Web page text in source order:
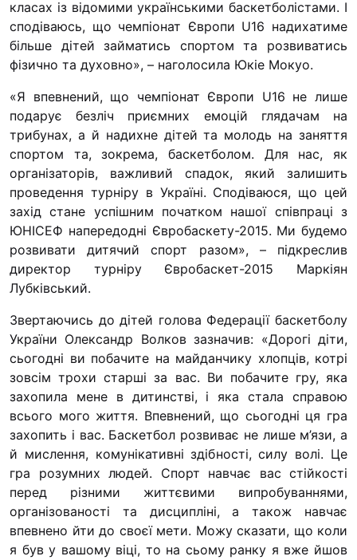
класах із відомими українськими баскетболістами. І
сподіваюсь, що чемпіонат Європи U16 надихатиме
більше дітей займатись спортом та розвиватись
фізично та духовно», – наголосила Юкіе Мокуо.
«Я впевнений, що чемпіонат Європи U16 не лише
подарує безліч приємних емоцій глядачам на
трибунах, а й надихне дітей та молодь на заняття
спортом та, зокрема, баскетболом. Для нас, як
організаторів, важливий спадок, який залишить
проведення турніру в Україні. Сподіваюся, що цей
захід стане успішним початком нашої співпраці з
ЮНІСЕФ напередодні Євробаскету-2015. Ми будемо
розвивати дитячий спорт разом», – підкреслив
директор турніру Євробаскет-2015 Маркіян
Лубківський.
Звертаючись до дітей голова Федерації баскетболу
України Олександр Волков зазначив: «Дорогі діти,
сьогодні ви побачите на майданчику хлопців, котрі
зовсім трохи старші за вас. Ви побачите гру, яка
захопила мене в дитинстві, і яка стала справою
всього мого життя. Впевнений, що сьогодні ця гра
захопить і вас. Баскетбол розвиває не лише м’язи, а
й мислення, комунікативні здібності, силу волі. Це
гра розумних людей. Спорт навчає вас стійкості
перед різними життєвими випробуваннями,
організованості та дисципліні, а також навчає
впевнено йти до своєї мети. Можу сказати, що коли
я був у вашому віці, то на сьому ранку я вже йшов